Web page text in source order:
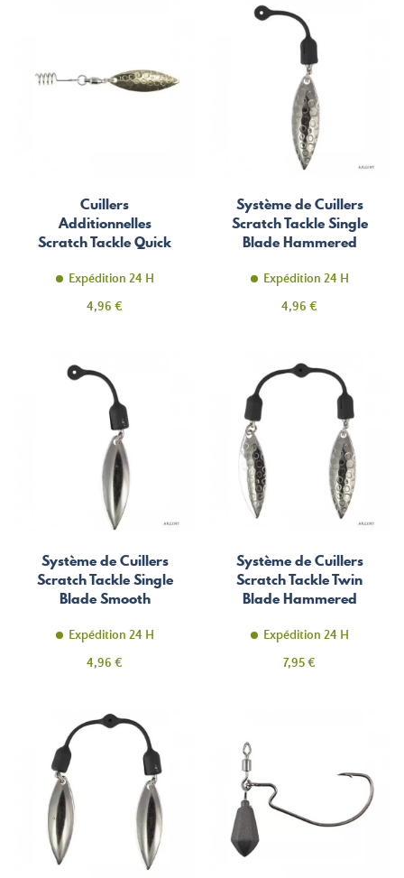
Cuillers
Additionnelles
Scratch Tackle Quick
Expédition 24 H
Prix
4,96 €
Système de Cuillers
Scratch Tackle Single
Blade Hammered
Expédition 24 H
Prix
4,96 €
Système de Cuillers
Scratch Tackle Single
Blade Smooth
Expédition 24 H
Prix
4,96 €
Système de Cuillers
Scratch Tackle Twin
Blade Hammered
Expédition 24 H
Prix
7,95 €